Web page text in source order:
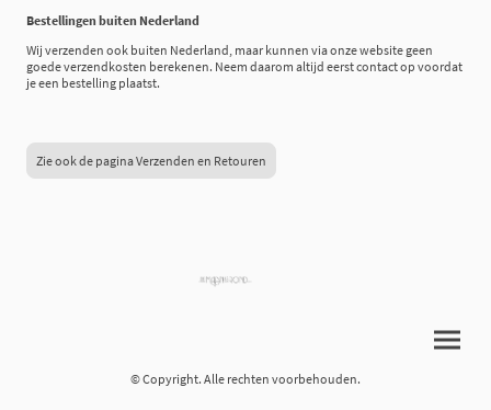
Bestellingen buiten Nederland
Wij verzenden ook buiten Nederland, maar kunnen via onze website geen
goede verzendkosten berekenen. Neem daarom altijd eerst contact op voordat
je een bestelling plaatst.
Zie ook de pagina Verzenden en Retouren
© Copyright. Alle rechten voorbehouden.